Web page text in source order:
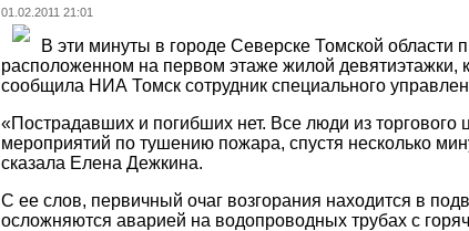
01.02.2011 21:01
В эти минуты в городе Северске Томской области
расположенном на первом этаже жилой девятиэтажки,
сообщила НИА Томск сотрудник специального
«Пострадавших и погибших нет. Все люди из
мероприятий по тушению пожара, спустя несколько
сказала Елена Дежкина.
С ее слов, первичный очаг возгорания находится в
осложняются аварией на водопроводных трубах с